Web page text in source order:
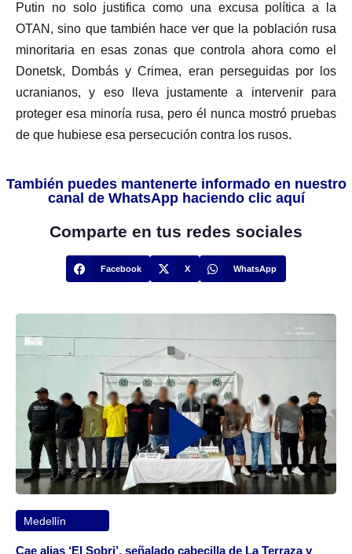
Putin no solo justifica como una excusa política a la
OTAN, sino que también hace ver que la población rusa
minoritaria en esas zonas que controla ahora como el
Donetsk, Dombás y Crimea, eran perseguidas por los
ucranianos, y eso lleva justamente a intervenir para
proteger esa minoría rusa, pero él nunca mostró pruebas
de que hubiese esa persecución contra los rusos.
También puedes mantenerte informado en nuestro
canal de WhatsApp haciendo clic aquí
Comparte en tus redes sociales
Facebook X WhatsApp
Medellín
Cae alias ‘El Sobri’, señalado cabecilla de La Terraza y